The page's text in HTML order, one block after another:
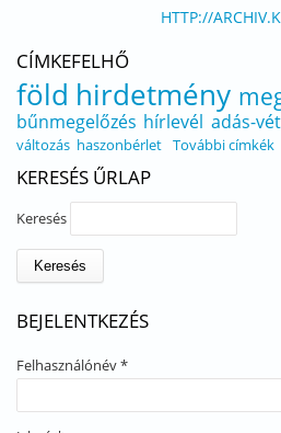
HTTP://
CÍMKEFELHŐ
föld hirdetmény
bűnmegelőzés hírlevél adás-
változás haszonbérlet További címkék
KERESÉS ŰRLAP
Keresés
BEJELENTKEZÉS
Felhasználónév*